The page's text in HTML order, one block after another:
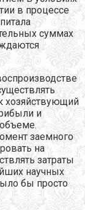
в процессе
суммах
хозяйствующий
и
заемного
на
затраты
научных
бы просто